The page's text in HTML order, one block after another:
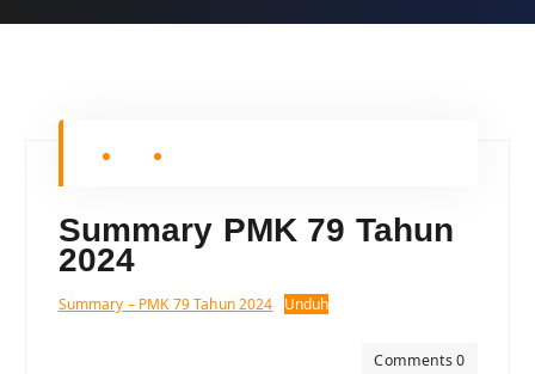
Summary PMK 79 Tahun
2024
Summary – PMK 79 Tahun 2024 Unduh
Comments 0